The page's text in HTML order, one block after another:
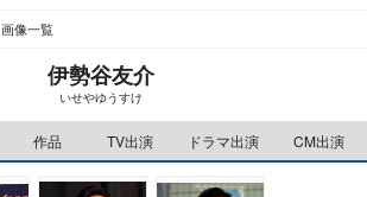
画像一覧
伊勢谷友介
いせやゆうすけ
作品 TV出演 ドラマ出演 CM出演